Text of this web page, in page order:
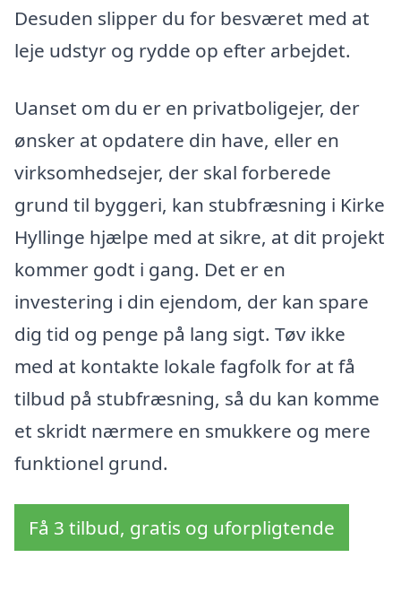
Desuden slipper du for besværet med at
leje udstyr og rydde op efter arbejdet.
Uanset om du er en privatboligejer, der
ønsker at opdatere din have, eller en
virksomhedsejer, der skal forberede
grund til byggeri, kan stubfræsning i Kirke
Hyllinge hjælpe med at sikre, at dit projekt
kommer godt i gang. Det er en
investering i din ejendom, der kan spare
dig tid og penge på lang sigt. Tøv ikke
med at kontakte lokale fagfolk for at få
tilbud på stubfræsning, så du kan komme
et skridt nærmere en smukkere og mere
funktionel grund.
Få 3 tilbud, gratis og uforpligtende